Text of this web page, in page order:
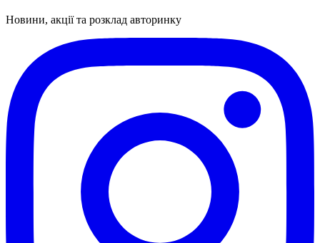
Новини, акції та розклад авторинку